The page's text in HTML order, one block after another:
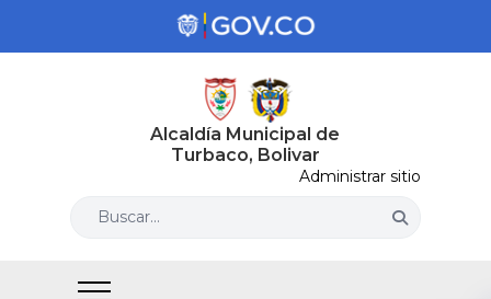
Alcaldía Municipal de
Turbaco, Bolivar
Administrar sitio
Buscar...